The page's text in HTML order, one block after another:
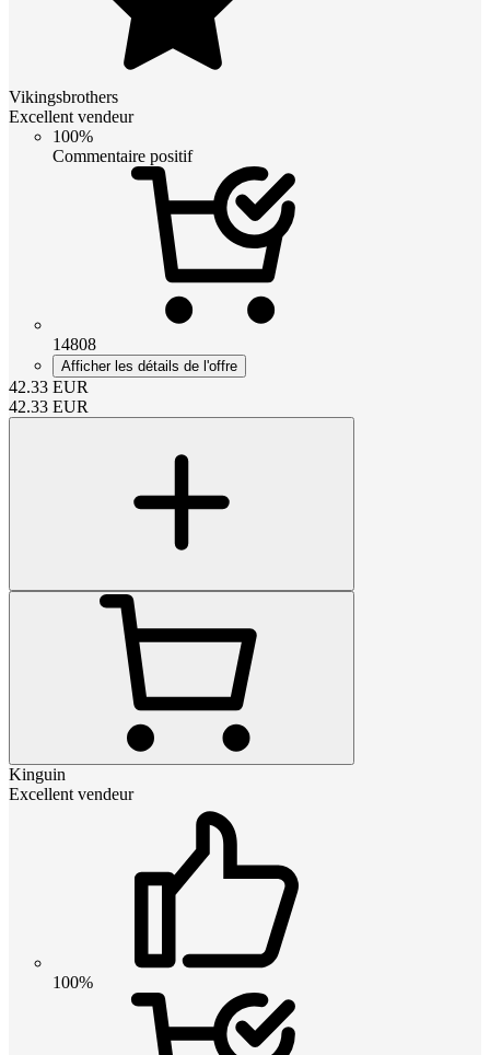
Vikingsbrothers
Excellent vendeur
100%
Commentaire positif
14808
Afficher les détails de l'offre
42.33 EUR
42.33 EUR
Kinguin
Excellent vendeur
100%